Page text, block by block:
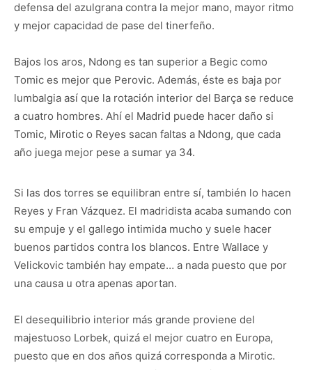
defensa del azulgrana contra la mejor mano, mayor ritmo
y mejor capacidad de pase del tinerfeño.
Bajos los aros, Ndong es tan superior a Begic como
Tomic es mejor que Perovic. Además, éste es baja por
lumbalgia así que la rotación interior del Barça se reduce
a cuatro hombres. Ahí el Madrid puede hacer daño si
Tomic, Mirotic o Reyes sacan faltas a Ndong, que cada
año juega mejor pese a sumar ya 34.
Si las dos torres se equilibran entre sí, también lo hacen
Reyes y Fran Vázquez. El madridista acaba sumando con
su empuje y el gallego intimida mucho y suele hacer
buenos partidos contra los blancos. Entre Wallace y
Velickovic también hay empate… a nada puesto que por
una causa u otra apenas aportan.
El desequilibrio interior más grande proviene del
majestuoso Lorbek, quizá el mejor cuatro en Europa,
puesto que en dos años quizá corresponda a Mirotic.